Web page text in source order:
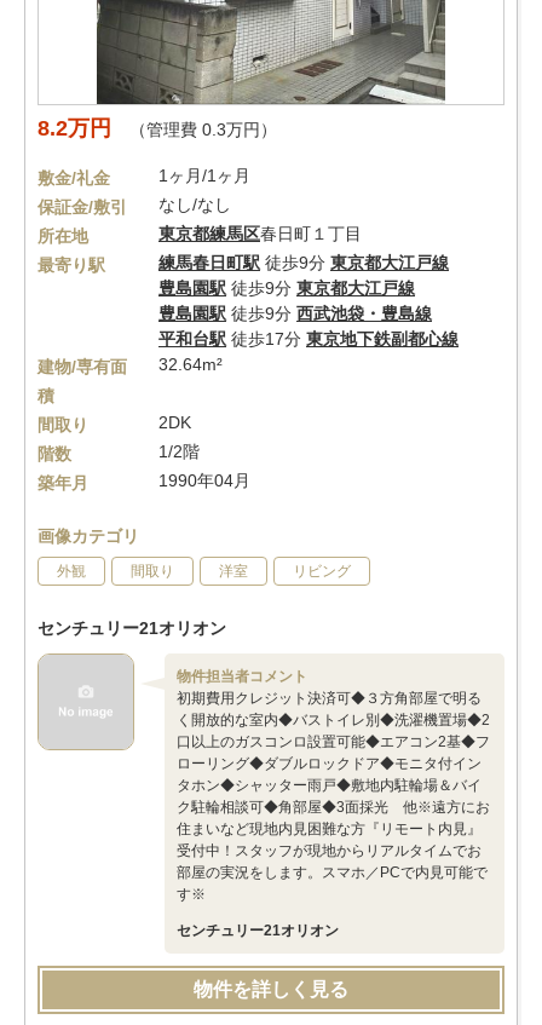
8.2万円 （管理費 0.3万円）
敷金/礼金
1ヶ月/1ヶ月
保証金/敷引
なし/なし
所在地
東京都練馬区春日町１丁目
最寄り駅
練馬春日町駅 徒歩9分 東京都大江戸線
豊島園駅 徒歩9分 東京都大江戸線
豊島園駅 徒歩9分 西武池袋・豊島線
平和台駅 徒歩17分 東京地下鉄副都心線
建物/専有面
積
32.64m²
間取り
2DK
階数
1/2階
築年月
1990年04月
画像カテゴリ
外観 間取り 洋室 リビング
センチュリー21オリオン
物件担当者コメント
初期費用クレジット決済可◆３方角部屋で明る
く開放的な室内◆バストイレ別◆洗濯機置場◆2
口以上のガスコンロ設置可能◆エアコン2基◆フ
ローリング◆ダブルロックドア◆モニタ付イン
タホン◆シャッター雨戸◆敷地内駐輪場＆バイ
ク駐輪相談可◆角部屋◆3面採光 他※遠方にお
住まいなど現地内見困難な方『リモート内見』
受付中！スタッフが現地からリアルタイムでお
部屋の実況をします。スマホ／PCで内見可能で
す※
センチュリー21オリオン
物件を詳しく見る